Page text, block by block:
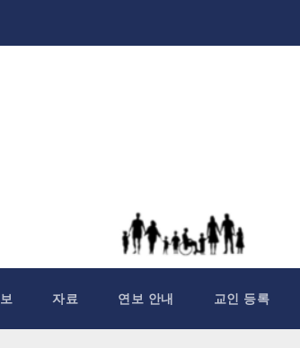
자료 연보 안내 교인 등록